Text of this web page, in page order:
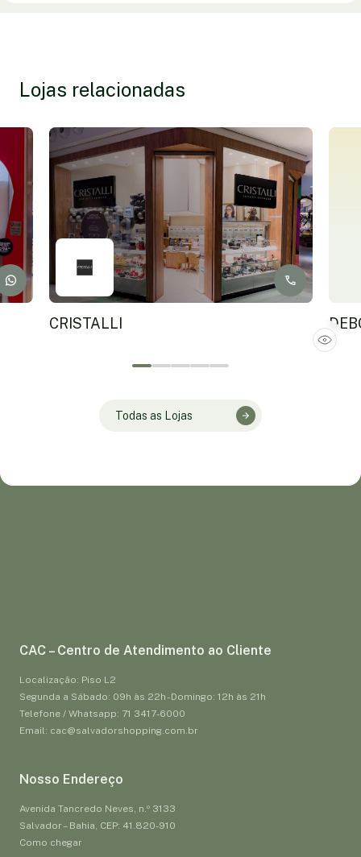
Lojas relacionadas
CRISTALLI
Todas as Lojas
CAC – Centro de Atendimento ao Cliente
Localização: Piso L2
Segunda a Sábado: 09h às 22h - Domingo: 12h às 21h
Telefone / Whatsapp: 71 3417-6000
Email: cac@salvadorshopping.com.br
Nosso Endereço
Avenida Tancredo Neves, n.º 3133
Salvador – Bahia, CEP: 41.820-910
Como chegar